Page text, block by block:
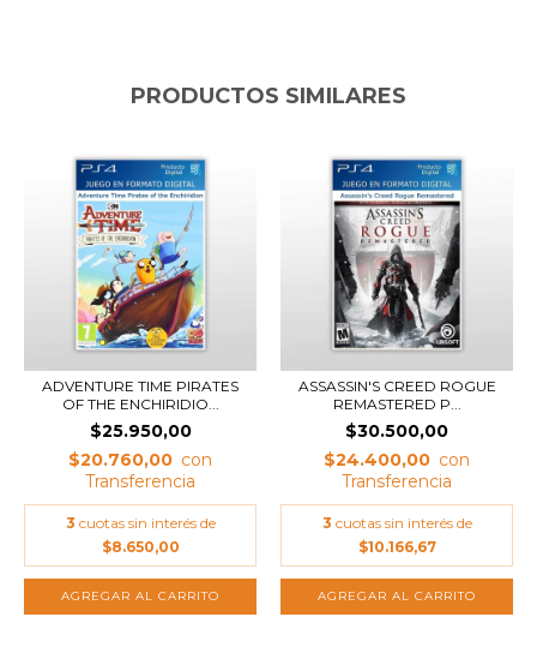
PRODUCTOS SIMILARES
ADVENTURE TIME PIRATES
OF THE ENCHIRIDIO...
$25.950,00
$20.760,00
3 cuotas sin interés de
$8.650,00
ASSASSIN'S CREED ROGUE
REMASTERED P...
$30.500,00
$24.400,00
3 cuotas sin interés de
$10.166,67